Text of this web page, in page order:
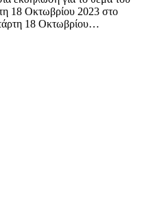
18 Οκτωβρίου 2023 στο
18 Οκτωβρίου…